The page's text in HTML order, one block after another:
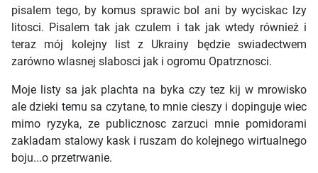
pisalem tego, by komus sprawic bol ani by wyciskac lzy
litosci. Pisalem tak jak czulem i tak jak wtedy również i
teraz mój kolejny list z Ukrainy będzie swiadectwem
zarówno wlasnej slabosci jak i ogromu Opatrznosci.
Moje listy sa jak plachta na byka czy tez kij w mrowisko
ale dzieki temu sa czytane, to mnie cieszy i dopinguje wiec
mimo ryzyka, ze publicznosc zarzuci mnie pomidorami
zakladam stalowy kask i ruszam do kolejnego wirtualnego
boju...o przetrwanie.